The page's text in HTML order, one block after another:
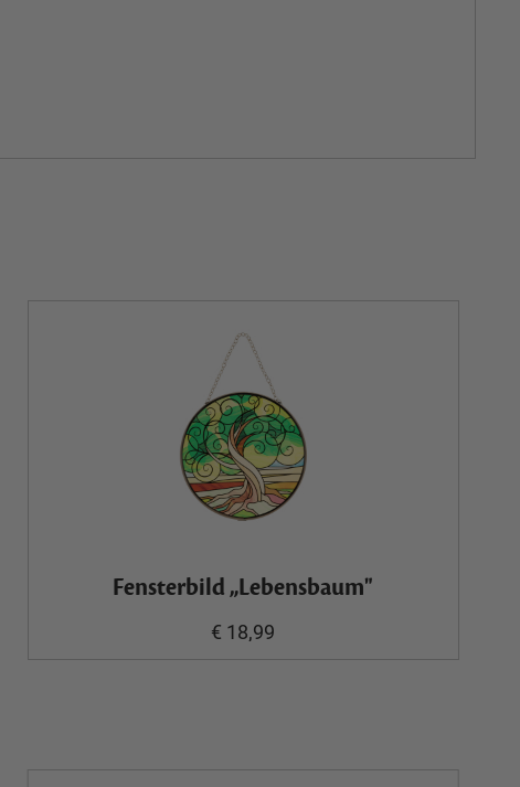
Fensterbild „Lebensbaum"
€ 18,99